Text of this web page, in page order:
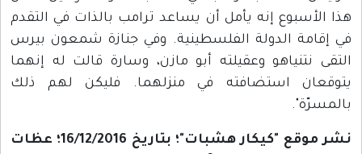
هذا الأسبوع إنه يأمل أن يساعد ترامب بالذات في التقدم
في إقامة الدولة الفلسطينية. وفي جنازة شمعون بيرس
التقى نتنياهو وعقيلته أبو مازن، وسارة قالت له إنهما
يتوقعان استضافته في منزلهما. فليكن لهم ذلك
بالمسرّة".
نشر موقع "كيكار هشبات"؛ بتاريخ 16/12/2016؛ عظات